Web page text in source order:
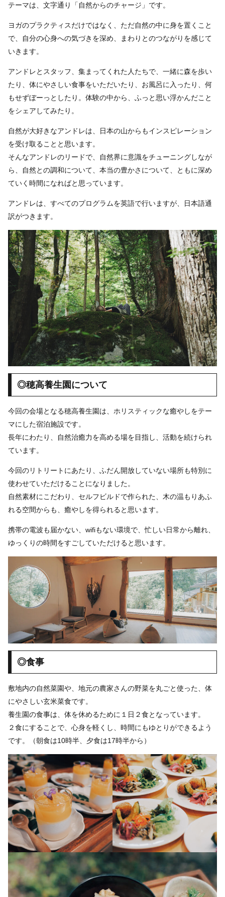
テーマは、文字通り「自然からのチャージ」です。
ヨガのプラクティスだけではなく、ただ自然の中に身を置くこと
で、自分の心身への気づきを深め、まわりとのつながりを感じて
いきます。
アンドレとスタッフ、集まってくれた人たちで、一緒に森を歩い
たり、体にやさしい食事をいただいたり、お風呂に入ったり、何
もせずぼーっとしたり。体験の中から、ふっと思い浮かんだこと
をシェアしてみたり。
自然が大好きなアンドレは、日本の山からもインスピレーション
を受け取ることと思います。
そんなアンドレのリードで、自然界に意識をチューニングしなが
ら、自然との調和について、本当の豊かさについて、ともに深め
ていく時間になればと思っています。
アンドレは、すべてのプログラムを英語で行いますが、日本語通
訳がつきます。
◎穂高養生園について
今回の会場となる穂高養生園は、ホリスティックな癒やしをテー
マにした宿泊施設です。
長年にわたり、自然治癒力を高める場を目指し、活動を続けられ
ています。
今回のリトリートにあたり、ふだん開放していない場所も特別に
使わせていただけることになりました。
自然素材にこだわり、セルフビルドで作られた、木の温もりあふ
れる空間からも、癒やしを得られると思います。
携帯の電波も届かない、wifiもない環境で、忙しい日常から離れ、
ゆっくりの時間をすごしていただけると思います。
◎食事
敷地内の自然菜園や、地元の農家さんの野菜を丸ごと使った、体
にやさしい玄米菜食です。
養生園の食事は、体を休めるために１日２食となっています。
２食にすることで、心身を軽くし、時間にもゆとりができるよう
です。（朝食は10時半、夕食は17時半から）